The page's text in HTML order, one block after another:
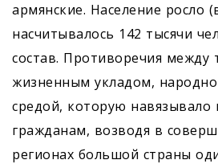
армянские. Население росло
насчитывалось 142 тысячи
состав. Противоречия
жизненным укладом,
средой, которую навязывало
гражданам, возводя в
регионах большой страны